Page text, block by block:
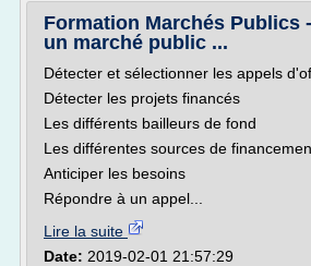
Formation Marchés Publics
un marché public ...
Détecter et sélectionner les appels
Détecter les projets financés
Les différents bailleurs de fond
Les différentes sources de
Anticiper les besoins
Répondre à un appel...
Lire la suite
Date: 2019-02-01 21:57:29